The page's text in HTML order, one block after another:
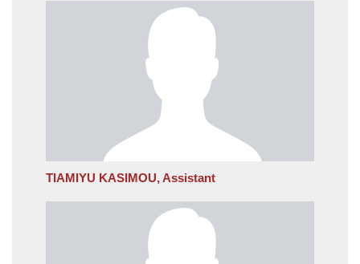
TIAMIYU KASIMOU, Assistant